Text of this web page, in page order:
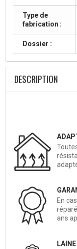
Type de
fabrication :
Dossier :
DESCRIPTION
En
ans